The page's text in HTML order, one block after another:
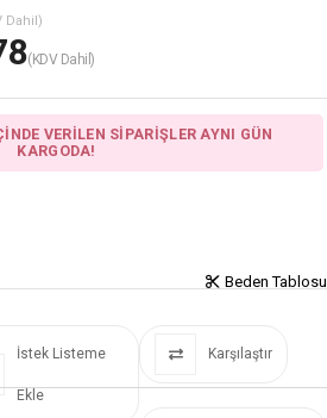
Dahil)
(KDV Dahil)
VERİLEN SİPARİŞLER AYNI GÜN
KARGODA!
Beden Tablosu
İstek Listeme
Ekle
Karşılaştır